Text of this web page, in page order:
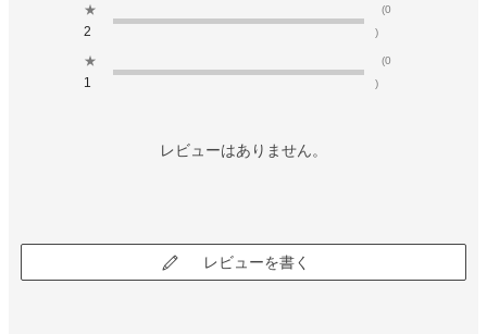
★
2
(0
)
★
1
(0
)
レビューはありません。
レビューを書く